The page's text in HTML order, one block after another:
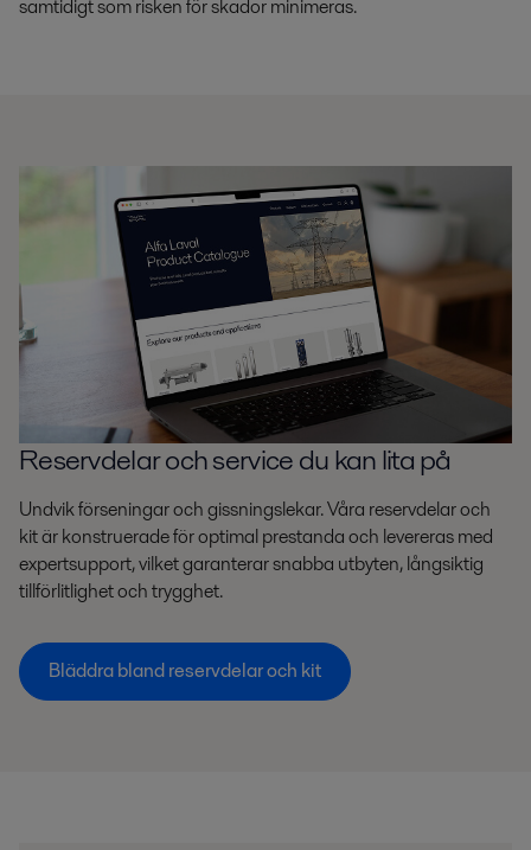
samtidigt som risken för skador minimeras.
Reservdelar och service du kan lita på
Undvik förseningar och gissningslekar. Våra reservdelar och
kit är konstruerade för optimal prestanda och levereras med
expertsupport, vilket garanterar snabba utbyten, långsiktig
tillförlitlighet och trygghet.
Bläddra bland reservdelar och kit